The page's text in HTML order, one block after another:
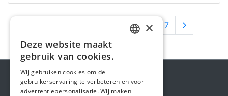
5 6 7
ENGLISH
×
Deze website maakt
gebruik van cookies.
Wij gebruiken cookies om de
gebruikerservaring te verbeteren en voor
advertentiepersonalisatie. Wij maken